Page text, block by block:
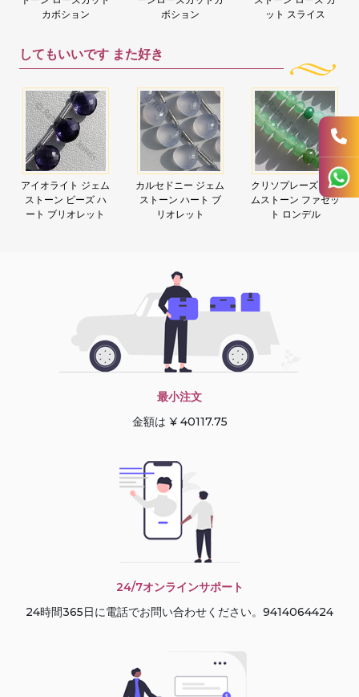
カボション
ボション
ット スライス
してもいいです また好き
アイオライト ジェム
ストーン ビーズ ハ
ート ブリオレット
カルセドニー ジェム
ストーン ハート ブ
リオレット
クリソプレーズ ジェ
ムストーン ファセッ
ト ロンデル
最小注文
金額は ¥ 40117.75
24/7オンラインサポート
24時間365日に電話でお問い合わせください。9414064424